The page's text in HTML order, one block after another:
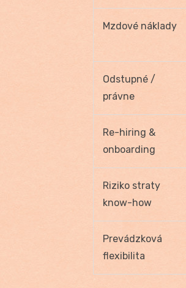
Mzdové náklady
Odstupné /
právne
Re-hiring &
onboarding
Riziko straty
know-how
Prevádzková
flexibilita